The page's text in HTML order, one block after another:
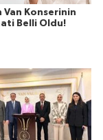
Van Konserinin
Belli Oldu!